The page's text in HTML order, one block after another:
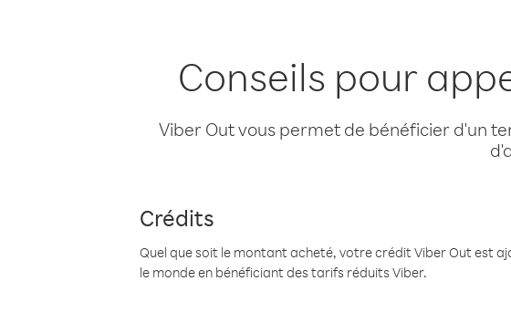
Conseils pour
Viber Out vous permet de bénéficier d'un
Crédits
Quel que soit le montant acheté, votre crédit Viber Out est
le monde en bénéficiant des tarifs réduits Viber.